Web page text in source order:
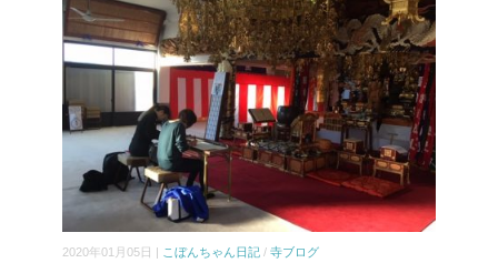
2020年01月05日 | こぼんちゃん日記 / 寺ブログ